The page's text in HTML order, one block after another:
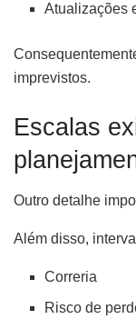
Atualizações
imprevistos.
Escalas
Outro detalhe
Além disso,
Correria
Risco de